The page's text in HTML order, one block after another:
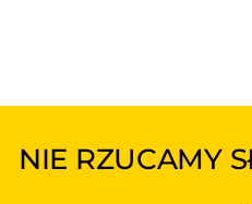
NIE RZUCAMY